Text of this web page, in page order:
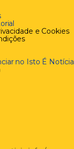
e Cookies
no Isto É Notícia